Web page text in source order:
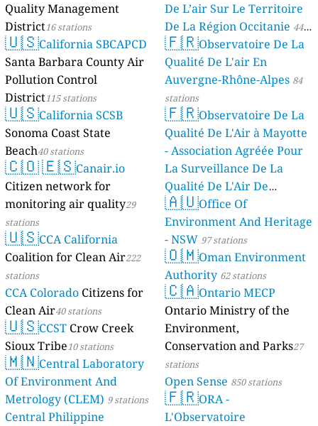
Quality Management
District16 stations
🇺🇸California SBCAPCD
Santa Barbara County Air
Pollution Control
District115 stations
🇺🇸California SCSB
Sonoma Coast State
Beach40 stations
🇨🇴🇪🇸Canair.io
Citizen network for
monitoring air quality29
stations
🇺🇸CCA California
Coalition for Clean Air222
stations
CCA Colorado Citizens for
Clean Air40 stations
🇺🇸CCST Crow Creek
Sioux Tribe10 stations
🇲🇳Central Laboratory
Of Environment And
Metrology (CLEM) 9 stations
Central Philippine
De L’air Sur Le Territoire
De La Région Occitanie 44
stations
🇫🇷Observatoire De La
Qualité De L'air En
Auvergne-Rhône-Alpes 84
stations
🇫🇷Observatoire De La
Qualité De L'Air à Mayotte
- Association Agréée Pour
La Surveillance De La
Qualité De L'Air De
Mayotte 4 stations
🇦🇺Office Of
Environment And Heritage
- NSW 97 stations
🇴🇲Oman Environment
Authority 62 stations
🇨🇦Ontario MECP
Ontario Ministry of the
Environment,
Conservation and Parks27
stations
Open Sense 850 stations
🇫🇷ORA -
L'Observatoire